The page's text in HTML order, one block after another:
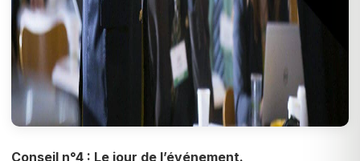
Conseil n°4 : Le jour de l’événement.